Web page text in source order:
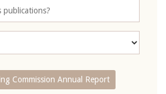
Commission Annual Report